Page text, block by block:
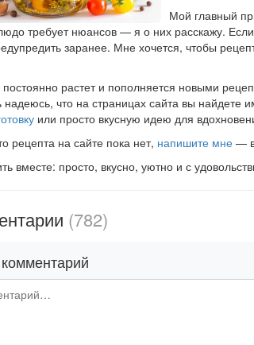
Мой главный
требует нюансов — я о них расскажу.
заранее. Мне хочется, чтобы
растет и пополняется новыми
что на страницах сайта вы найдете
или просто вкусную идею для
рецепта на сайте пока нет, напишите мне —
вместе: просто, вкусно, уютно и с
(782)